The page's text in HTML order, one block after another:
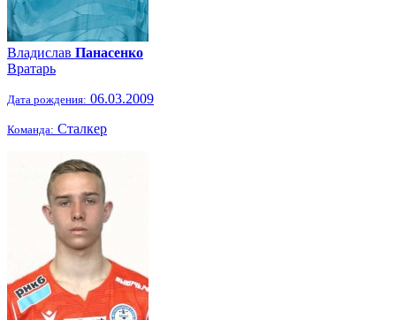
Владислав Панасенко
Вратарь
Дата рождения: 06.03.2009
Команда: Сталкер